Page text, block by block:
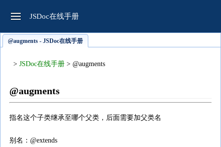
JSDoc在线手册
@augments - JSDoc在线手册
> JSDoc在线手册 > @augments
@augments
指名这个子类继承至哪个父类，后面需要加父类名
别名：@extends